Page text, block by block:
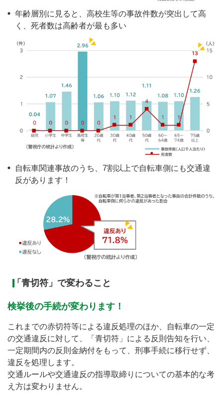
年齢層別に見ると、高校生等の事故件数が突出して高
く、死者数は高齢者が最も多い
自転車関連事故のうち、7割以上で自転車側にも交通違
反があります！
「青切符」で変わること
検挙後の手続が変わります！
これまでの赤切符等による違反処理のほか、自転車の一定
の交通違反に対して、「青切符」による反則告知を行い、
一定期間内の反則金納付をもって、刑事手続に移行せず、
違反を処理します。
交通ルールや交通違反の指導取締りについての基本的な考
え方は変わりません。